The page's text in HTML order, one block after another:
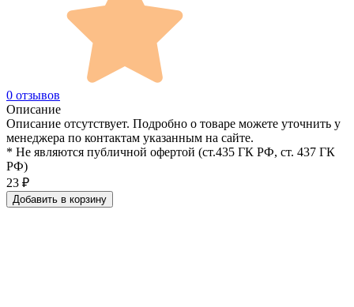
0 отзывов
Описание
Описание отсутствует. Подробно о товаре можете уточнить у
менеджера по контактам указанным на сайте.
* Не являются публичной офертой (ст.435 ГК РФ, cт. 437 ГК
РФ)
23 ₽
Добавить в корзину